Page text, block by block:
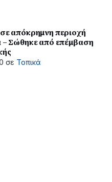
απόκρημνη περιοχή
– Σώθηκε από επέμβαση
σε Τοπικά